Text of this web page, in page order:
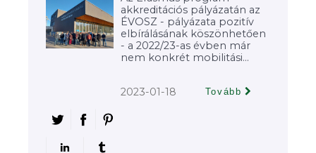
akkreditációs pályázatán az
ÉVOSZ - pályázata pozitív
elbírálásának köszönhetően
- a 2022/23-as évben már
nem konkrét mobilitási...
2023-01-18 Tovább